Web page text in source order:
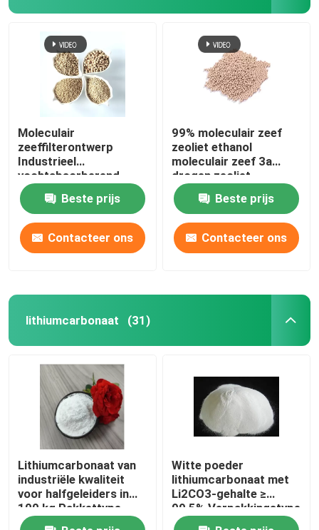
Moleculair
zeeffilterontwerp
Industrieel
vochtabsorberend
moleculair zeef 3A 4A
5A
Beste prijs
Contacteer ons
99% moleculair zeef
zeoliet ethanol
moleculair zeef 3a
drogen zeoliet
Beste prijs
Contacteer ons
lithiumcarbonaat (31)
Lithiumcarbonaat van
industriële kwaliteit
voor halfgeleiders in
100 kg Pakkettype
Witte poeder
lithiumcarbonaat met
Li2CO3-gehalte ≥
99,5% Verpakkingstype
20/25/100/500 Kg